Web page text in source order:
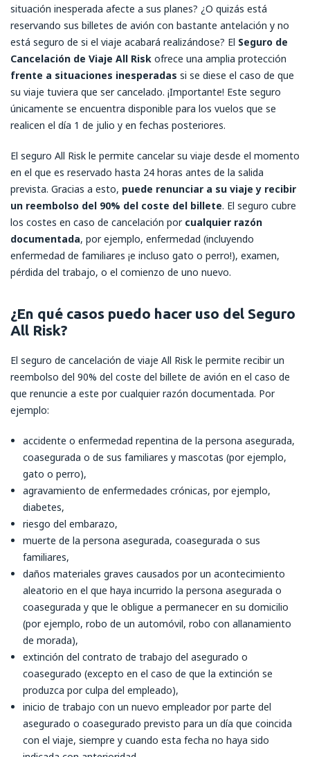
situación inesperada afecte a sus planes? ¿O quizás está
reservando sus billetes de avión con bastante antelación y no
está seguro de si el viaje acabará realizándose? El Seguro de
Cancelación de Viaje All Risk ofrece una amplia protección
frente a situaciones inesperadas si se diese el caso de que
su viaje tuviera que ser cancelado. ¡Importante! Este seguro
únicamente se encuentra disponible para los vuelos que se
realicen el día 1 de julio y en fechas posteriores.
El seguro All Risk le permite cancelar su viaje desde el momento
en el que es reservado hasta 24 horas antes de la salida
prevista. Gracias a esto, puede renunciar a su viaje y recibir
un reembolso del 90% del coste del billete. El seguro cubre
los costes en caso de cancelación por cualquier razón
documentada, por ejemplo, enfermedad (incluyendo
enfermedad de familiares ¡e incluso gato o perro!), examen,
pérdida del trabajo, o el comienzo de uno nuevo.
¿En qué casos puedo hacer uso del Seguro
All Risk?
El seguro de cancelación de viaje All Risk le permite recibir un
reembolso del 90% del coste del billete de avión en el caso de
que renuncie a este por cualquier razón documentada. Por
ejemplo:
accidente o enfermedad repentina de la persona asegurada,
coasegurada o de sus familiares y mascotas (por ejemplo,
gato o perro),
agravamiento de enfermedades crónicas, por ejemplo,
diabetes,
riesgo del embarazo,
muerte de la persona asegurada, coasegurada o sus
familiares,
daños materiales graves causados por un acontecimiento
aleatorio en el que haya incurrido la persona asegurada o
coasegurada y que le obligue a permanecer en su domicilio
(por ejemplo, robo de un automóvil, robo con allanamiento
de morada),
extinción del contrato de trabajo del asegurado o
coasegurado (excepto en el caso de que la extinción se
produzca por culpa del empleado),
inicio de trabajo con un nuevo empleador por parte del
asegurado o coasegurado previsto para un día que coincida
con el viaje, siempre y cuando esta fecha no haya sido